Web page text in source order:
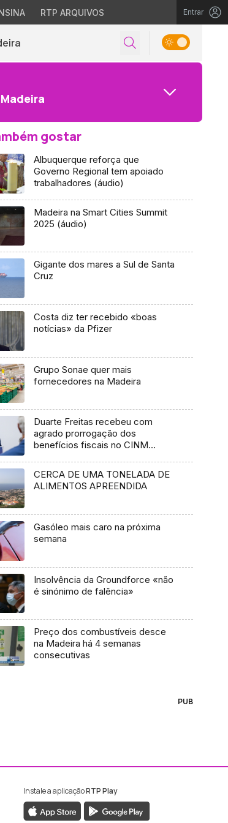
RTP ARQUIVOS Entrar
gostar
Albuquerque reforça que
Governo Regional tem apoiado
trabalhadores (áudio)
Madeira na Smart Cities Summit
2025 (áudio)
Gigante dos mares a Sul de Santa
Cruz
Costa diz ter recebido «boas
notícias» da Pfizer
Grupo Sonae quer mais
fornecedores na Madeira
Duarte Freitas recebeu com
agrado prorrogação dos
benefícios fiscais no CINM
CERCA DE UMA TONELADA DE
ALIMENTOS APREENDIDA
Gasóleo mais caro na próxima
semana
Insolvência da Groundforce «não
é sinónimo de falência»
Preço dos combustíveis desce
na Madeira há 4 semanas
consecutivas
PUB
RTP Madeira
da RTP Madeira
Instale a aplicaçãoRTP Play